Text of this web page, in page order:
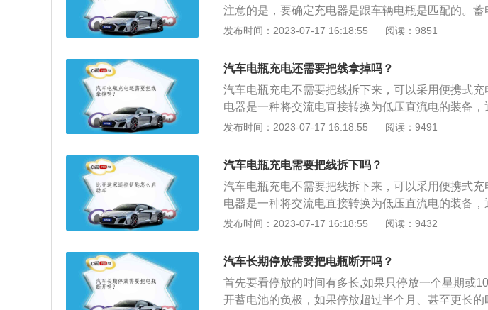
建议的就是正常充电，一般10-15个小时就可以了。
场停太长的时间。应该经常的给汽车电池充电，或者
够防止蓄电池自行放电；2、注意及时充电。当蓄电
发动机启动无力时，应及时进行车外补充充电。如果
则会损坏点火系统以及其他电器部件；3、定时检查
壳是否有裂纹和电解液泄漏；检查蓄电池连线是否
电池爆炸；检查蓄电池电解液密度及液体高度，检
注意的是，要确定充电器是跟车辆电瓶是匹配的。
是快速充电，另一种是慢速充电。很多车主认为快速
全充电。汽车电池还有另一种充电方法，即慢速充电
对于损耗较大的蓄电池，必须慢速充电，否则充电时
直接影响汽车的行驶性能。
发布时间：2023-07-17 16:18:55 阅读：9851
汽车电瓶充电还需要把线拿掉吗？
汽车电瓶充电不需要把线拆下来，可以采用便携式
电器是一种将交流电直接转换为低压直流电的装备
流电换成直流电的静止变流装置。以下是关于汽车电
电池进行充电。充电前需检查电解液的液面高度，电
过程中要每隔1小时左右测量一次电解液的密度和电
瓶的保养：不要频繁启动车辆，冬季会遇到汽车难
启动电动机肯定会造成电瓶过度放电而受损。再次
秒。车主在电瓶使用周期两年半左右时，常规保养就
各种车载电器。
发布时间：2023-07-17 16:18:55 阅读：9491
汽车电瓶充电需要把线拆下吗？
汽车电瓶充电不需要把线拆下来，可以采用便携式
电器是一种将交流电直接转换为低压直流电的装备
流电换成直流电的静止变流装置，但是便携式充电器
池，是电池的一种，其工作原理就是把化学能转化为
池、干荷蓄电池、免维护蓄电池。通常人们所说的电
瓶正常使用寿命在1至8年不等，与车辆的情况有很
发布时间：2023-07-17 16:18:55 阅读：9432
汽车长期停放需要把电瓶断开吗？
首先要看停放的时间有多长,如果只停放一个星期或
开蓄电池的负极，如果停放超过半个月、甚至更长